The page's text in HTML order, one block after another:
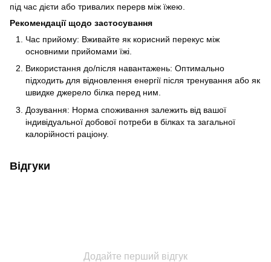
під час дієти або тривалих перерв між їжею.
Рекомендації щодо застосування
Час прийому: Вживайте як корисний перекус між
основними прийомами їжі.
Використання до/після навантажень: Оптимально
підходить для відновлення енергії після тренування або як
швидке джерело білка перед ним.
Дозування: Норма споживання залежить від вашої
індивідуальної добової потреби в білках та загальної
калорійності раціону.
Відгуки
Додайте перший відгук